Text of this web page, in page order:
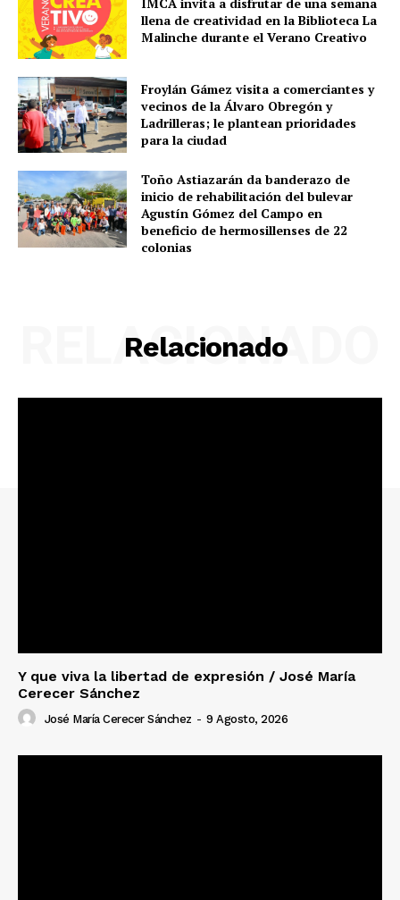
llena de creatividad en la Biblioteca La
Malinche durante el Verano Creativo
Froylán Gámez visita a comerciantes y
vecinos de la Álvaro Obregón y
Ladrilleras; le plantean prioridades
para la ciudad
Toño Astiazarán da banderazo de
inicio de rehabilitación del bulevar
Agustín Gómez del Campo en
beneficio de hermosillenses de 22
colonias
Relacionado
RELACIONADO
Y que viva la libertad de expresión / José María
Cerecer Sánchez
José María Cerecer Sánchez - 9 Agosto, 2026